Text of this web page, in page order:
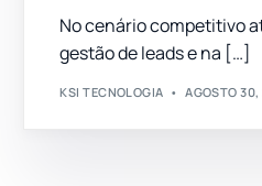
No cenário competitivo
gestão de leads e na […]
KSI TECNOLOGIA AGOSTO